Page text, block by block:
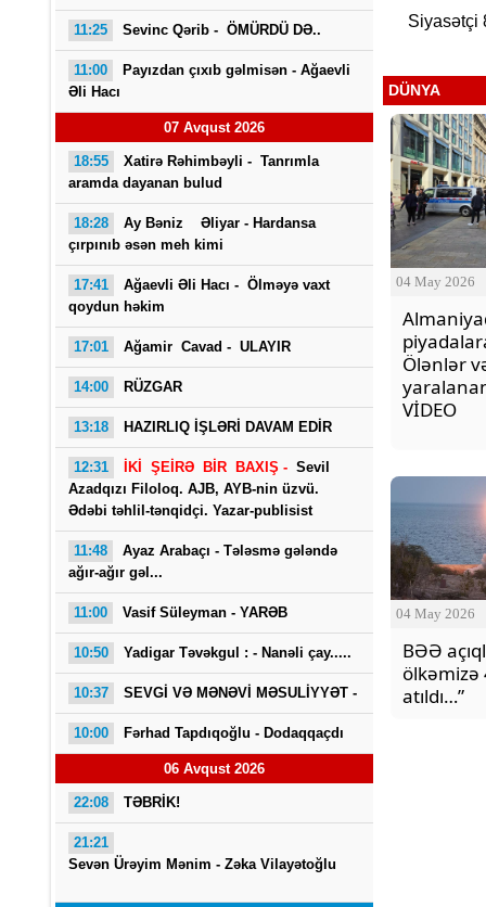
11:25 Sevinc Qərib - ÖMÜRDÜ DƏ..
11:00 Payızdan çıxıb gəlmisən - Ağaevli
Əli Hacı
07 Avqust 2026
18:55
Xatirə Rəhimbəyli - Tanrımla
aramda dayanan bulud
18:28
Ay Bəniz Əliyar - Hardansa
çırpınıb əsən meh kimi
17:41 Ağaevli Əli Hacı - Ölməyə vaxt
qoydun həkim
17:01 Ağamir Cavad - ULAYIR
14:00 RÜZGAR
13:18 HAZIRLIQ İŞLƏRİ DAVAM EDİR
12:31 İKİ ŞEİRƏ BİR BAXIŞ - Sevil
Azadqızı Filoloq. AJB, AYB-nin üzvü.
Ədəbi təhlil-tənqidçi. Yazar-publisist
11:48
Ayaz Arabaçı - Tələsmə gələndə
ağır-ağır gəl...
11:00 Vasif Süleyman - YARƏB
10:50 Yadigar Təvəkgul : - Nanəli çay.....
10:37 SEVGİ VƏ MƏNƏVİ MƏSULİYYƏT -
10:00 Fərhad Tapdıqoğlu - Dodaqqaçdı
06 Avqust 2026
22:08 TƏBRİK!
21:21
Sevən Ürəyim Mənim - Zəka Vilayətoğlu
Siyasətçi
DÜNYA
04 May 2026
Ölənlər
VİDEO
04 May 2026
BƏƏ
ölkəmizə
atıldı…”